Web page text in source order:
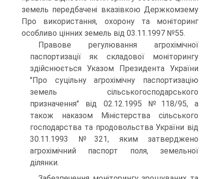
земель передбачені вказівкою Держкомзему
Про використання, охорону та моніторинг
особливо цінних земель від 03.11.1997 №55.
Правове регулювання агрохімічної
паспортизації як складової моніторингу
здійснюється Указом Президента України
"Про суцільну агрохімічну паспортизацію
земель сільськогосподарського
призначення" від 02.12.1995 №118/95, а
також наказом Міністерства сільського
господарства та продовольства України від
30.11.1993 №321, яким затверджено
агрохімічний паспорт поля, земельної
ділянки.